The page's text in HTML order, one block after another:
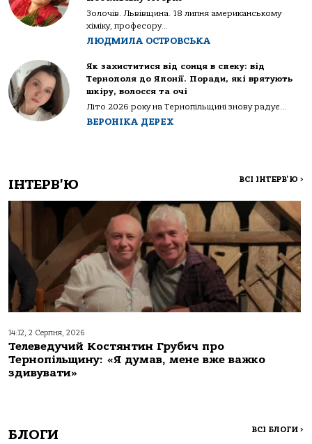
Золочів. Львівщина. 18 липня американському
хіміку, професору...
ЛЮДМИЛА ОСТРОВСЬКА
Як захиститися від сонця в спеку: від
Тернополя до Японії. Поради, які врятують
шкіру, волосся та очі
Літо 2026 року на Тернопільщині знову радує...
ВЕРОНІКА ДЕРЕХ
ІНТЕРВ'Ю ВСІ ІНТЕРВ'Ю >
14:12, 2 Серпня, 2026
Телеведучий Костянтин Грубич про
Тернопільщину: «Я думав, мене вже важко
здивувати»
БЛОГИ ВСІ БЛОГИ >